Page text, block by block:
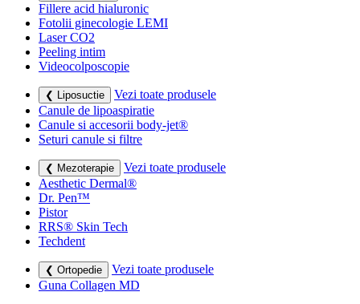
Fillere acid hialuronic
Fotolii ginecologie LEMI
Laser CO2
Peeling intim
Videocolposcopie
❮ Liposuctie
Vezi toate produsele
Canule de lipoaspiratie
Canule si accesorii body-jet®
Seturi canule si filtre
❮ Mezoterapie
Vezi toate produsele
Aesthetic Dermal®
Dr. Pen™
Pistor
RRS® Skin Tech
Techdent
❮ Ortopedie
Vezi toate produsele
Guna Collagen MD